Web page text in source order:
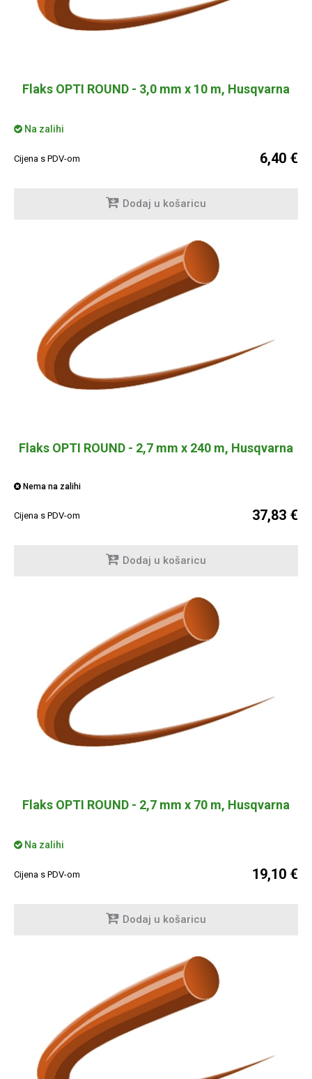
Flaks OPTI ROUND - 3,0 mm x 10 m, Husqvarna
Na zalihi
Cijena s PDV-om 6,40 €
Dodaj u košaricu
Flaks OPTI ROUND - 2,7 mm x 240 m, Husqvarna
Nema na zalihi
Cijena s PDV-om 37,83 €
Dodaj u košaricu
Flaks OPTI ROUND - 2,7 mm x 70 m, Husqvarna
Na zalihi
Cijena s PDV-om 19,10 €
Dodaj u košaricu